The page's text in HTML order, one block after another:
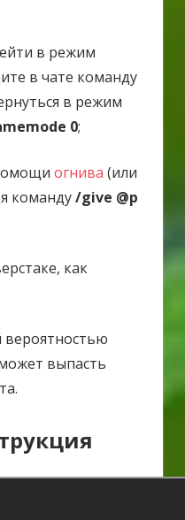
в режим
в чате команду
в режим
0;
огнива (или
команду/give @p
как
выпасть